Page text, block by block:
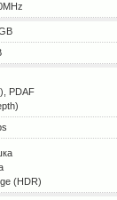
PDAF
(HDR)